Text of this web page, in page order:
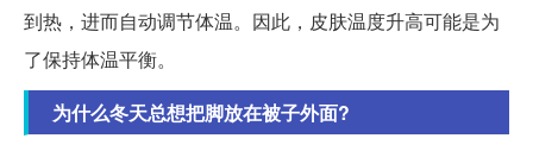
到热，进而自动调节体温。因此，皮肤温度升高可能是为
了保持体温平衡。
为什么冬天总想把脚放在被子外面?